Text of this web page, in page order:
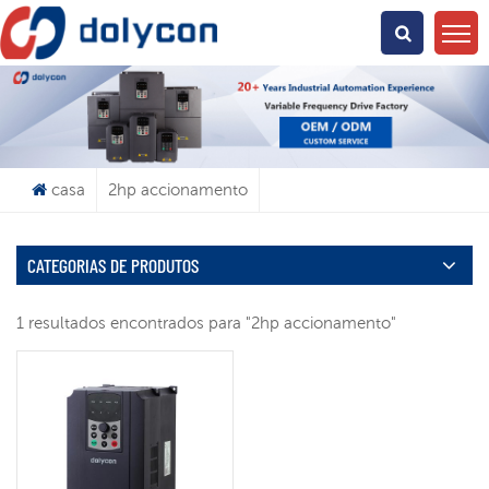
O Que Você Está Procurando?
casa 2hp accionamento
CATEGORIAS DE PRODUTOS
1 resultados encontrados para "2hp accionamento"